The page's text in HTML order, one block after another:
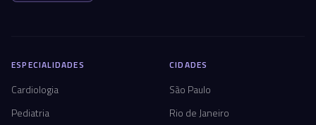
ESPECIALIDADES
Cardiologia
Pediatria
CIDADES
São Paulo
Rio de Janeiro